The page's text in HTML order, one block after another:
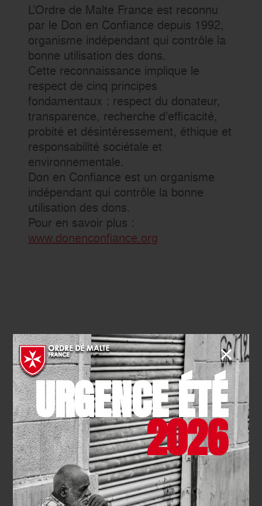
L’Ordre de Malte France est reconnu
par le Don en Confiance depuis 1992,
organisme indépendant qui contrôle la
bonne utilisation des dons.
Cette reconnaissance implique le
respect de cinq principes
fondamentaux : respect du donateur,
transparence, recherche d’efficacité,
probité et désintéressement, éthique et
responsabilité sociétale et
environnementale.
Don en Confiance est un organisme
indépendant qui contrôle la bonne
utilisation des dons.
Pour en savoir plus :
www.donenconfiance.org
Découvrez aussi...
URGENCE ÉTÉ
2026